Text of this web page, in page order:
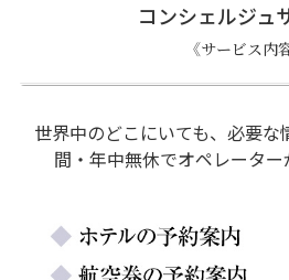
コンシェルジュ
《サービス内
世界中のどこにいても、必要
間・年中無休でオペレーター